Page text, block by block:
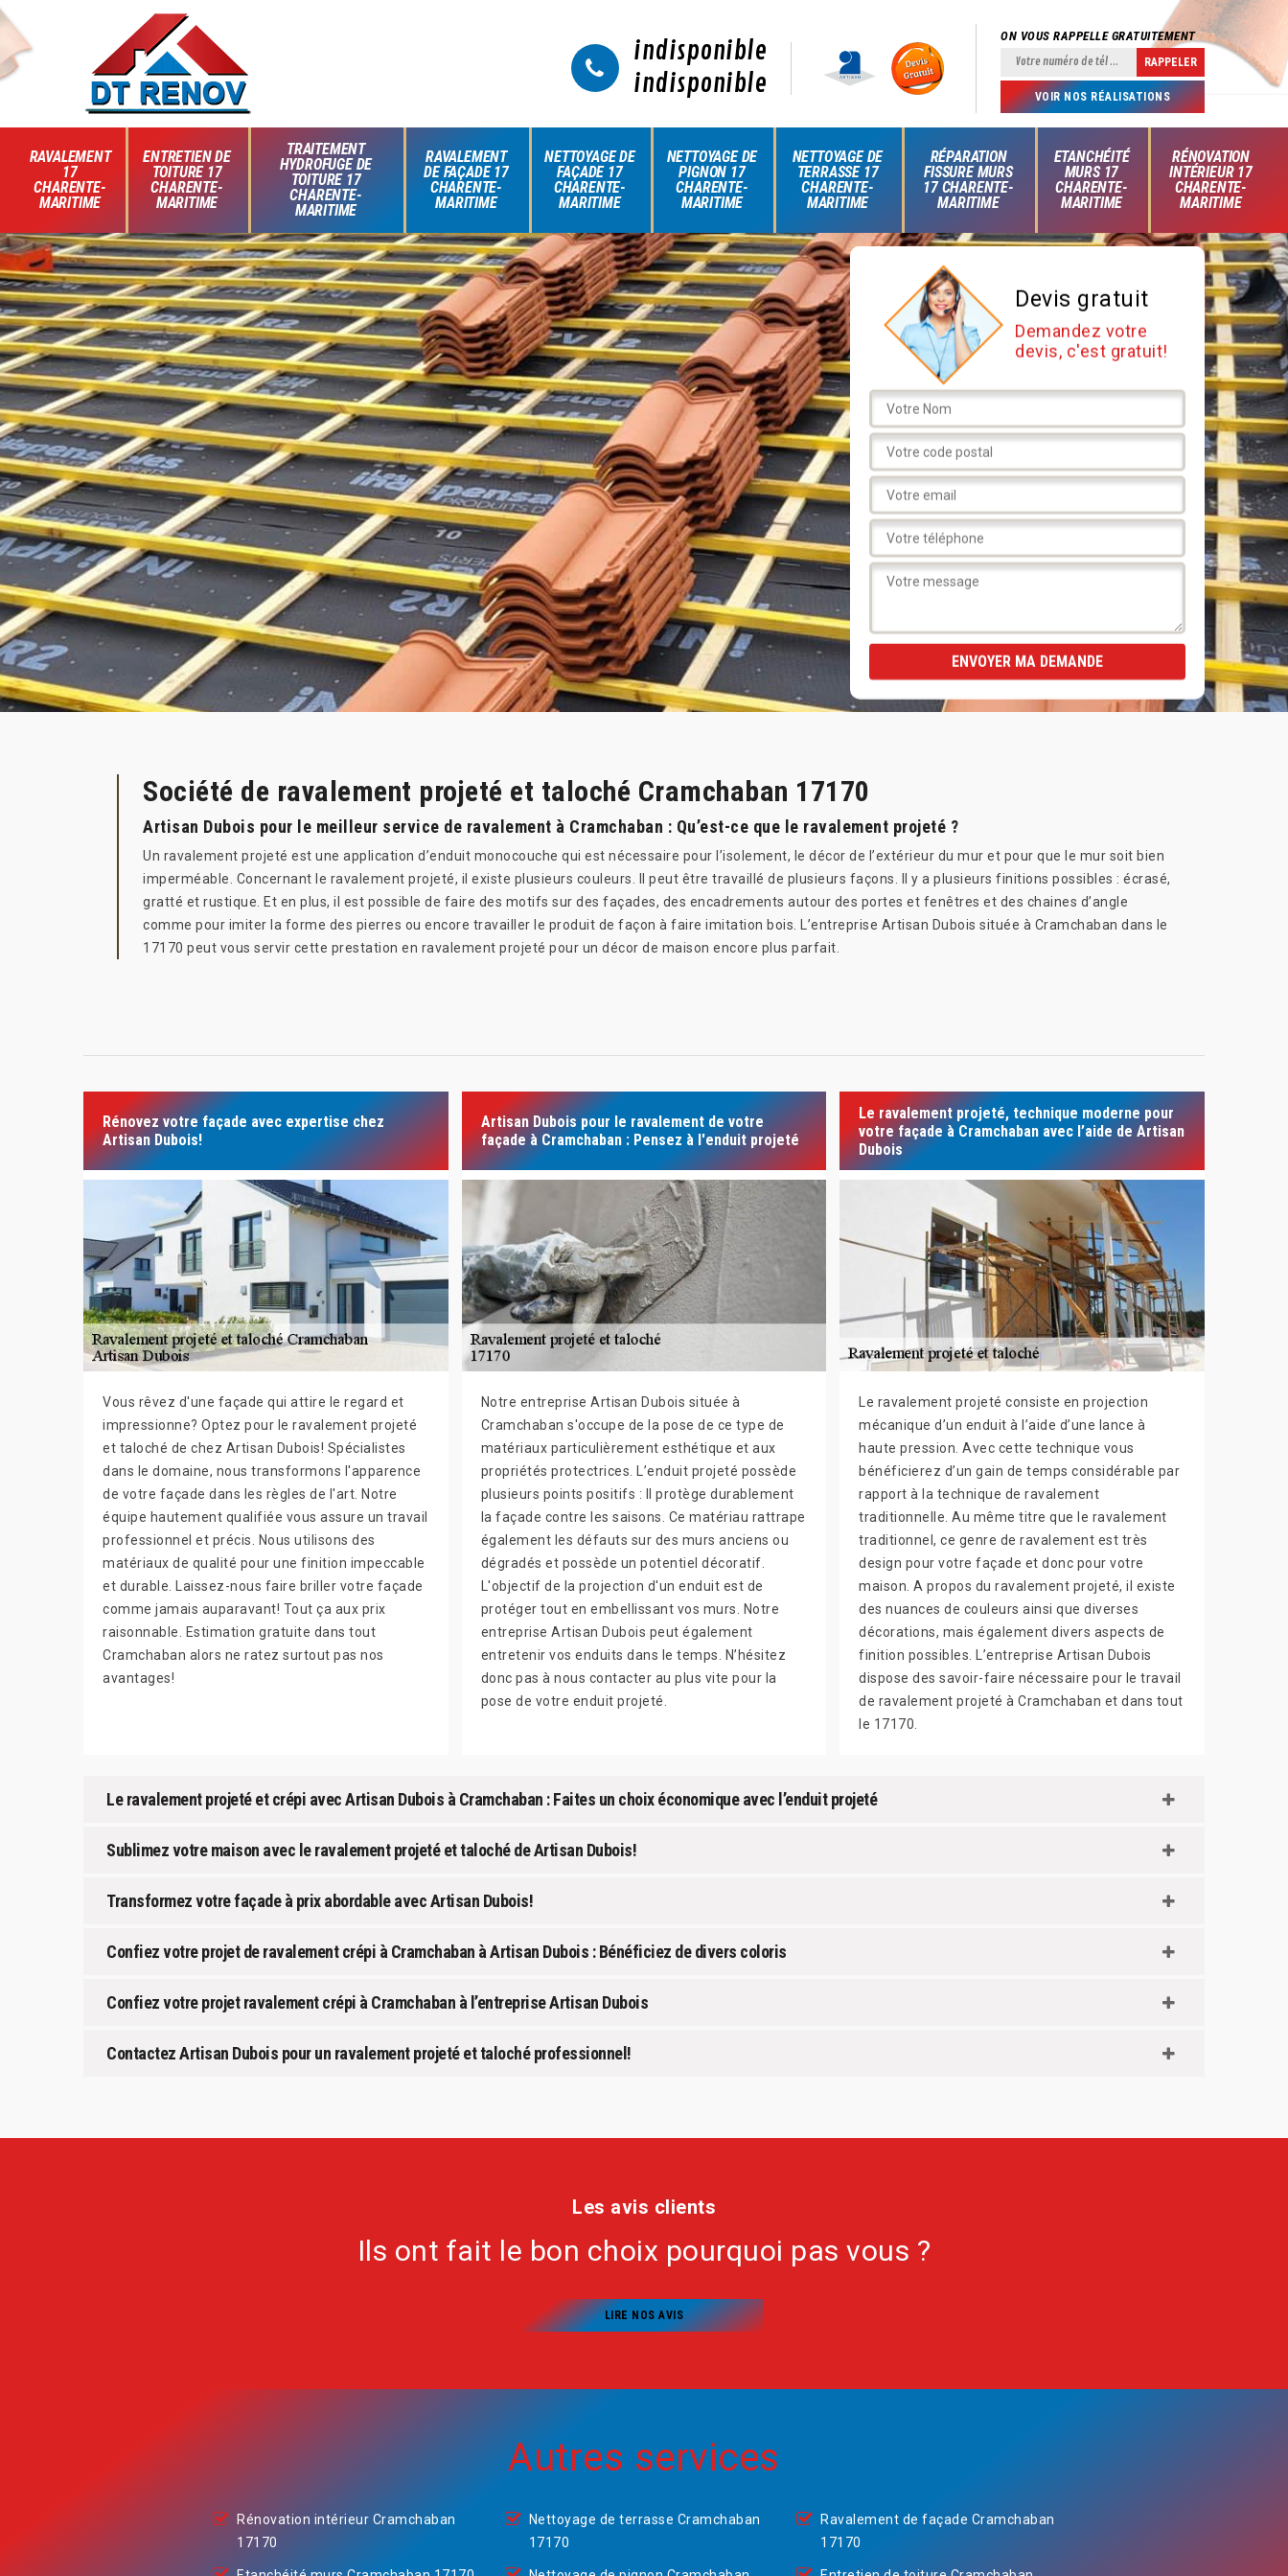
indisponible
indisponible
ON VOUS RAPPELLE GRATUITEMENT
VOIR NOS RÉALISATIONS
RAVALEMENT
17
CHARENTE-
MARITIME
ENTRETIEN DE
TOITURE 17
CHARENTE-
MARITIME
TRAITEMENT
HYDROFUGE DE
TOITURE 17
CHARENTE-
MARITIME
RAVALEMENT
DE FAÇADE 17
CHARENTE-
MARITIME
NETTOYAGE DE
FAÇADE 17
CHARENTE-
MARITIME
NETTOYAGE DE
PIGNON 17
CHARENTE-
MARITIME
NETTOYAGE DE
TERRASSE 17
CHARENTE-
MARITIME
RÉPARATION
FISSURE MURS
17 CHARENTE-
MARITIME
ETANCHÉITÉ
MURS 17
CHARENTE-
MARITIME
RÉNOVATION
INTÉRIEUR 17
CHARENTE-
MARITIME
Devis gratuit
Demandez votre
devis, c'est gratuit!
Société de ravalement projeté et taloché Cramchaban 17170
Artisan Dubois pour le meilleur service de ravalement à Cramchaban : Qu’est-ce que le ravalement projeté ?
Un ravalement projeté est une application d’enduit monocouche qui est nécessaire pour l’isolement, le décor de l’extérieur du mur et pour que le mur soit bien
imperméable. Concernant le ravalement projeté, il existe plusieurs couleurs. Il peut être travaillé de plusieurs façons. Il y a plusieurs finitions possibles : écrasé,
gratté et rustique. Et en plus, il est possible de faire des motifs sur des façades, des encadrements autour des portes et fenêtres et des chaines d’angle
comme pour imiter la forme des pierres ou encore travailler le produit de façon à faire imitation bois. L’entreprise Artisan Dubois située à Cramchaban dans le
17170 peut vous servir cette prestation en ravalement projeté pour un décor de maison encore plus parfait.
Rénovez votre façade avec expertise chez
Artisan Dubois!
Vous rêvez d'une façade qui attire le regard et
impressionne? Optez pour le ravalement projeté
et taloché de chez Artisan Dubois! Spécialistes
dans le domaine, nous transformons l'apparence
de votre façade dans les règles de l'art. Notre
équipe hautement qualifiée vous assure un travail
professionnel et précis. Nous utilisons des
matériaux de qualité pour une finition impeccable
et durable. Laissez-nous faire briller votre façade
comme jamais auparavant! Tout ça aux prix
raisonnable. Estimation gratuite dans tout
Cramchaban alors ne ratez surtout pas nos
avantages!
Artisan Dubois pour le ravalement de votre
façade à Cramchaban : Pensez à l'enduit projeté
Notre entreprise Artisan Dubois située à
Cramchaban s'occupe de la pose de ce type de
matériaux particulièrement esthétique et aux
propriétés protectrices. L’enduit projeté possède
plusieurs points positifs : Il protège durablement
la façade contre les saisons. Ce matériau rattrape
également les défauts sur des murs anciens ou
dégradés et possède un potentiel décoratif.
L'objectif de la projection d'un enduit est de
protéger tout en embellissant vos murs. Notre
entreprise Artisan Dubois peut également
entretenir vos enduits dans le temps. N’hésitez
donc pas à nous contacter au plus vite pour la
pose de votre enduit projeté.
Le ravalement projeté, technique moderne pour
votre façade à Cramchaban avec l’aide de Artisan
Dubois
Le ravalement projeté consiste en projection
mécanique d’un enduit à l’aide d’une lance à
haute pression. Avec cette technique vous
bénéficierez d’un gain de temps considérable par
rapport à la technique de ravalement
traditionnelle. Au même titre que le ravalement
traditionnel, ce genre de ravalement est très
design pour votre façade et donc pour votre
maison. A propos du ravalement projeté, il existe
des nuances de couleurs ainsi que diverses
décorations, mais également divers aspects de
finition possibles. L’entreprise Artisan Dubois
dispose des savoir-faire nécessaire pour le travail
de ravalement projeté à Cramchaban et dans tout
le 17170.
Le ravalement projeté et crépi avec Artisan Dubois à Cramchaban : Faites un choix économique avec l’enduit projeté
Sublimez votre maison avec le ravalement projeté et taloché de Artisan Dubois!
Transformez votre façade à prix abordable avec Artisan Dubois!
Confiez votre projet de ravalement crépi à Cramchaban à Artisan Dubois : Bénéficiez de divers coloris
Confiez votre projet ravalement crépi à Cramchaban à l’entreprise Artisan Dubois
Contactez Artisan Dubois pour un ravalement projeté et taloché professionnel!
Les avis clients
Ils ont fait le bon choix pourquoi pas vous ?
LIRE NOS AVIS
Autres services
Rénovation intérieur Cramchaban
17170
Nettoyage de terrasse Cramchaban
17170
Ravalement de façade Cramchaban
17170